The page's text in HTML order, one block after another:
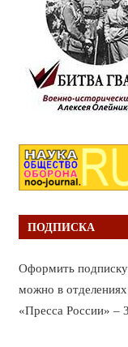
ПОДПИСКА
Оформить
можно в
«Пресса России» –